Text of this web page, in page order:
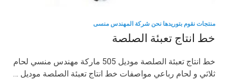
منتجات نقوم بتوريدها نحن شركة المهندس منسى
خط انتاج تعبئة الصلصة
خط انتاج تعبئة الصلصة موديل 505 ماركة مهندس منسي لحام
ثلاثي و لحام رباعي مواصفات خط انتاج تعبئة الصلصة موديل …